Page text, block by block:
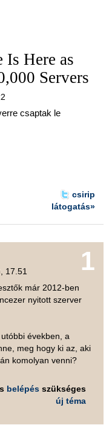
Here as
Servers
csaptak le
csirip
látogatás»
1
17.51
már 2012-ben
nyitott szerver
években, a
meg hogy ki az, aki
komolyan venni?
belépés szükséges
új téma